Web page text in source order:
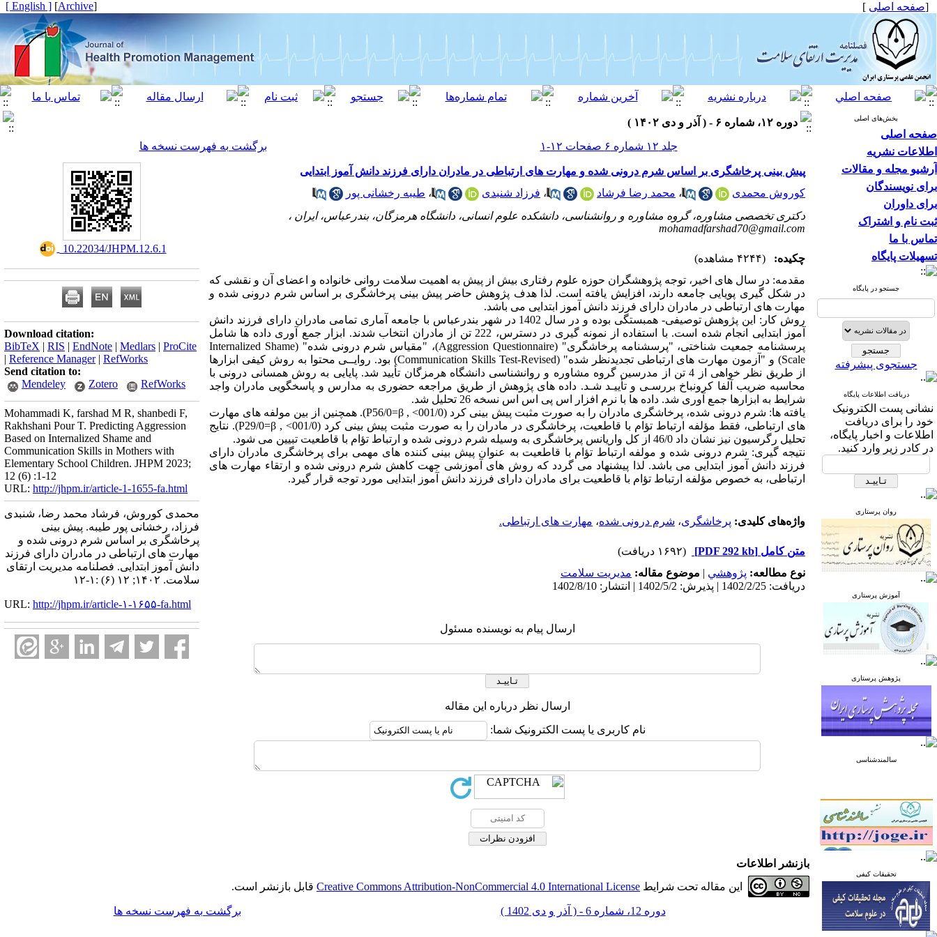
[صفحه اصلی ]
[
Archive
]
[ English ]
بخش‌های اصلی
صفحه اصلی
اطلاعات نشریه
آرشیو مجله و مقالات
برای نویسندگان
برای داوران
ثبت نام و اشتراک
تماس با ما
تسهیلات پایگاه
جستجو در پایگاه
جستجوی پیشرفته
دریافت اطلاعات پایگاه
نشانی پست الکترونیک
خود را برای دریافت
اطلاعات و اخبار پایگاه،
در کادر زیر وارد کنید.
روان پرستاری
آموزش پرستاری
پژوهش پرستاری
سالمندشناسی
تحقیقات کیفی
دوره ۱۲، شماره ۶ - ( آذر و دی ۱۴۰۲ )
جلد ۱۲ شماره ۶ صفحات ۱۲-۱
برگشت به فهرست نسخه ها
پیش بینی پرخاشگری بر اساس شرم درونی شده و مهارت های ارتباطی در مادران دارای فرزند دانش آموز ابتدایی
کوروش محمدی
، محمد رضا فرشاد ، فرزاد شنبدی ، طیبه رخشانی پور
دکتری تخصصی مشاوره، گروه مشاوره و روانشناسی، دانشکده علوم انسانی، دانشگاه هرمزگان، بندرعباس، ایران ،
mohamadfarshad70@gmail.com
چکیده:
(۴۲۴۴ مشاهده)
مقدمه: در سال های اخیر، توجه پژوهشگران حوزه علوم رفتاری بیش از پیش به اهمیت سلامت روانی خانواده و اعضای آن و نقشی که
در شکل گیری پویایی جامعه دارند، افزایش یافته است. لذا هدف پژوهش حاضر پیش بینی پرخاشگری بر اساس شرم درونی شده و
مهارت های ارتباطی در مادران دارای فرزند دانش آموز ابتدایی می باشد.
روش کار: این پژوهش توصیفی- همبستگی بوده و در سال 1402 در شهر بندرعباس با جامعه آماری تمامی مادران دارای فرزند دانش
آموز ابتدایی انجام شده است. با استفاده از نمونه گیری در دسترس، 222 تن از مادران انتخاب شدند. ابزار جمع آوری داده ها شامل
پرسشنامه جمعیت شناختی، "پرسشنامه پرخاشگری" (Aggression Questionnaire)، "مقیاس شرم درونی شده" (Internalized Shame
Scale) و "آزمون مهارت های ارتباطی تجدیدنظر شده" (Communication Skills Test-Revised) بود. روایــی محتوا به روش کیفی ابزارها
از طریق نظر خواهی از 4 تن از مدرسین گروه مشاوره و روانشناسی دانشگاه هرمزگان تأیید شد. پایایی به روش همسانی درونی با
محاسبه ضریب آلفا کرونباخ بررسـی و تأییـد شـد. داده های پژوهش از طریق مراجعه حضوری به مدارس و پاسخگویی مادران واجد
شرایط به ابزارها جمع آوری شد. داده ها با نرم افزار اس پی اس اس نسخه 26 تحلیل شد.
یافته ها: شرم درونی شده، پرخاشگری مادران را به صورت مثبت پیش بینی کرد (001/0> , P56/0=β). همچنین از بین مولفه های مهارت
های ارتباطی، فقط مؤلفه ارتباط تؤام با قاطعیت، پرخاشگری در مادران را به صورت مثبت پیش بینی کرد (001/0> , P29/0=β). نتایج
تحلیل رگرسیون نیز نشان داد 46/0 از کل واریانس پرخاشگری به وسیله شرم درونی شده و ارتباط تؤام با قاطعیت تبیین می شود.
نتیجه گیری: شرم درونی شده و مولفه ارتباط تؤام با قاطعیت به عنوان پیش بینی کننده های مهمی برای پرخاشگری مادران دارای
فرزند دانش آموز ابتدایی می باشد. لذا پیشنهاد می گردد که روش های آموزشی جهت کاهش شرم درونی شده و ارتقاء مهارت های
ارتباطی، به خصوص مؤلفه ارتباط تؤام با قاطعیت برای مادران دارای فرزند دانش آموز ابتدایی مورد توجه قرار گیرد.
واژه‌های کلیدی: پرخاشگری، شرم درونی شده، مهارت های ارتباطی.
متن کامل [PDF 292 kb]
(۱۶۹۲ دریافت)
نوع مطالعه: پژوهشي | موضوع مقاله: مدیریت سلامت
دریافت: 1402/2/25 | پذیرش: 1402/5/2 | انتشار: 1402/8/10
ارسال پیام به نویسنده مسئول
ارسال نظر درباره این مقاله
نام کاربری یا پست الکترونیک شما:
‎ 10.22034/JHPM.12.6.1
Download citation:
BibTeX | RIS | EndNote | Medlars | ProCite
| Reference Manager| RefWorks
Send citation to:
Mendeley
Zotero RefWorks
Mohammadi K, farshad M R, shanbedi F,
Rakhshani Pour T. Predicting Aggression
Based on Internalized Shame and
Communication Skills in Mothers with
Elementary School Children. JHPM 2023;
12 (6) :1-12
URL: http://jhpm.ir/article-1-1655-fa.html
محمدی کوروش، فرشاد محمد رضا، شنبدی
فرزاد، رخشانی پور طیبه. پیش بینی
پرخاشگری بر اساس شرم درونی شده و
مهارت های ارتباطی در مادران دارای فرزند
دانش آموز ابتدایی. فصلنامه مدیریت ارتقای
سلامت. ۱۴۰۲; ۱۲ (۶) :۱-۱۲
URL: http://jhpm.ir/article-۱-۱۶۵۵-fa.html
بازنشر اطلاعات
این مقاله تحت شرایط Creative Commons Attribution-NonCommercial 4.0 International License قابل بازنشر است.
دوره 12، شماره 6 - ( آذر و دی 1402 ) برگشت به فهرست نسخه ها